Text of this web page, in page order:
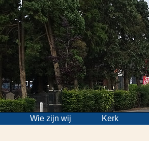
Wie zijn wij Kerk